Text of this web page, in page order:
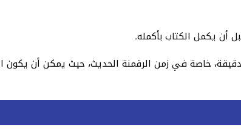
خاصة في زمن الرقمنة الحديث، حيث يمكن أن